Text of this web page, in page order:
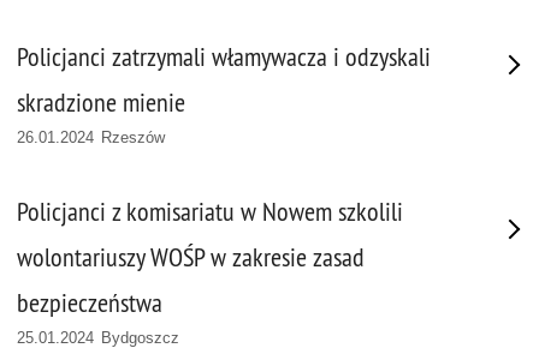
Policjanci zatrzymali włamywacza i odzyskali
skradzione mienie
26.01.2024 Rzeszów
Policjanci z komisariatu w Nowem szkolili
wolontariuszy WOŚP w zakresie zasad
bezpieczeństwa
25.01.2024 Bydgoszcz